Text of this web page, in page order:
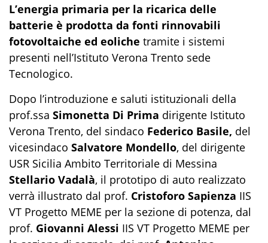
L’energia primaria per la ricarica delle
batterie è prodotta da fonti rinnovabili
fotovoltaiche ed eoliche tramite i sistemi
presenti nell’Istituto Verona Trento sede
Tecnologico.
Dopo l’introduzione e saluti istituzionali della
prof.ssa Simonetta Di Prima dirigente Istituto
Verona Trento, del sindaco Federico Basile, del
vicesindaco Salvatore Mondello, del dirigente
USR Sicilia Ambito Territoriale di Messina
Stellario Vadalà, il prototipo di auto realizzato
verrà illustrato dal prof. Cristoforo Sapienza IIS
VT Progetto MEME per la sezione di potenza, dal
prof. Giovanni Alessi IIS VT Progetto MEME per